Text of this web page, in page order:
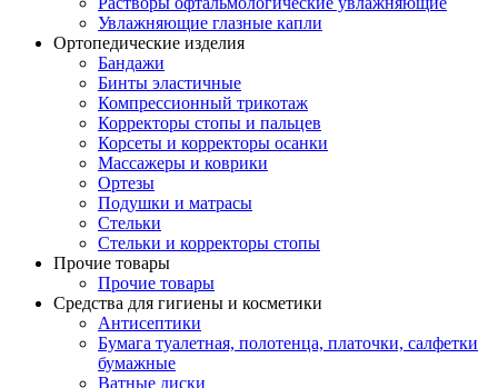
Увлажняющие глазные капли
Ортопедические изделия
Бандажи
Бинты эластичные
Компрессионный трикотаж
Корректоры стопы и пальцев
Корсеты и корректоры осанки
Массажеры и коврики
Ортезы
Подушки и матрасы
Стельки
Стельки и корректоры стопы
Прочие товары
Прочие товары
Средства для гигиены и косметики
Антисептики
Бумага туалетная, полотенца, платочки, салфетки
бумажные
Ватные диски